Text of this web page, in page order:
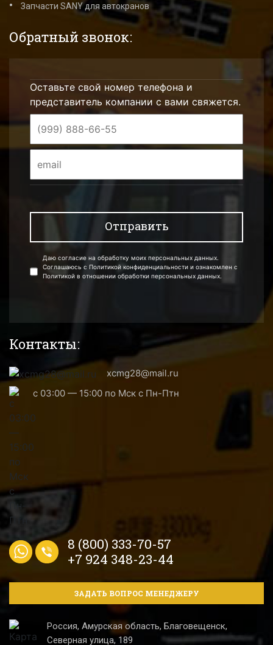
Запчасти SANY для автокранов
Обратный звонок:
Оставьте свой номер телефона и
представитель компании с вами свяжется.
Даю согласие на обработку моих персональных данных.
Соглашаюсь с Политикой конфиденциальности и ознакомлен с
Политикой в отношении обработки персональных данных.
Контакты:
xcmg28@mail.ru
с 03:00 — 15:00 по Мск с Пн-Птн
8 (800) 333-70-57
+7 924 348-23-44
ЗАДАТЬ ВОПРОС МЕНЕДЖЕРУ
Россия, Амурская область, Благовещенск,
Северная улица, 189